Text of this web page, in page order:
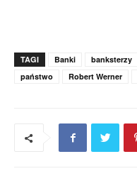
TAGI Banki banksterzy
państwo
Robert Werner